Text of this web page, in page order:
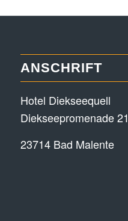
ANSCHRIFT
Hotel Diekseequell
Diekseepromenade 21
23714 Bad Malente